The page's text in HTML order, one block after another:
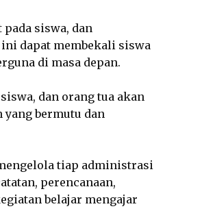
siswa, dan
dapat membekali siswa
di masa depan.
dan orang tua akan
bermutu dan
tiap administrasi
perencanaan,
belajar mengajar